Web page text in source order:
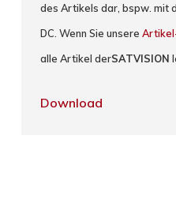
des Artikels dar, bspw. mit
DC. Wenn Sie unsere
alle Artikel derSATVISION
Download